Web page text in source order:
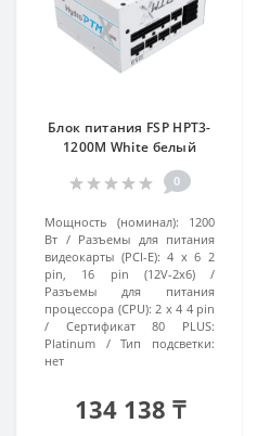
Блок питания FSP HPT3-
1200M White белый
0
Мощность (номинал):
1200
Вт
Разъемы для питания
видеокарты (PCI-E): 4 x 6 2
pin, 16 pin (12V-2x6)
Разъемы для питания
процессора (CPU): 2 x 4 4 pin
Сертификат 80 PLUS:
Platinum
Тип подсветки:
нет
134 138 ₸